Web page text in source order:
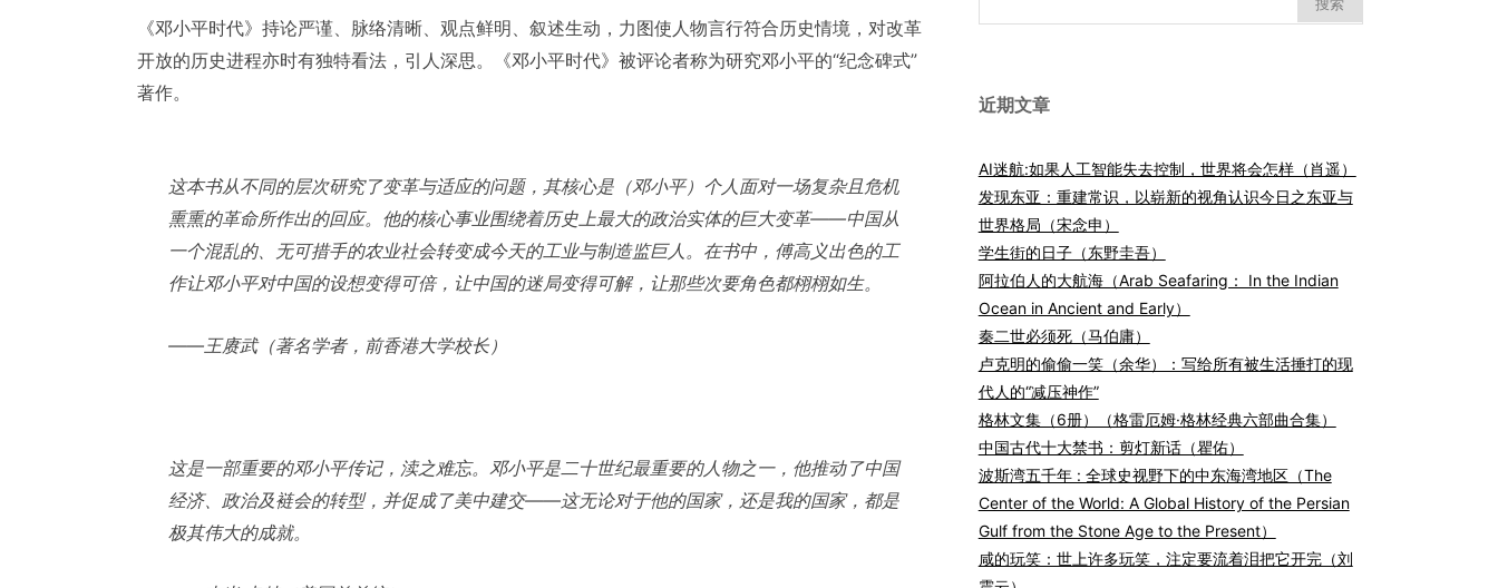
《邓小平时代》持论严谨、脉络清晰、观点鲜明、叙述生动，力图使人物言行符合历史情境，对改革
开放的历史进程亦时有独特看法，引人深思。《邓小平时代》被评论者称为研究邓小平的“纪念碑式”
著作。
这本书从不同的层次研究了变革与适应的问题，其核心是（邓小平）个人面对一场复杂且危机
熏熏的革命所作出的回应。他的核心事业围绕着历史上最大的政治实体的巨大变革——中国从
一个混乱的、无可措手的农业社会转变成今天的工业与制造监巨人。在书中，傅高义出色的工
作让邓小平对中国的设想变得可倍，让中国的迷局变得可解，让那些次要角色都栩栩如生。
——王赓武（著名学者，前香港大学校长）
这是一部重要的邓小平传记，渎之难忘。邓小平是二十世纪最重要的人物之一，他推动了中国
经济、政治及裢会的转型，并促成了美中建交——这无论对于他的国家，还是我的国家，都是
极其伟大的成就。
索：
近期文章
AI迷航:如果人工智能失去控制，世界将会怎样（肖遥）
发现东亚：重建常识，以崭新的视角认识今日之东亚与
世界格局（宋念申）
学生街的日子（东野圭吾）
阿拉伯人的大航海（Arab Seafaring： In the Indian
Ocean in Ancient and Early）
秦二世必须死（马伯庸）
卢克明的偷偷一笑（余华）：写给所有被生活捶打的现
代人的“减压神作”
格林文集（6册）（格雷厄姆·格林经典六部曲合集）
中国古代十大禁书：剪灯新话（瞿佑）
波斯湾五千年 : 全球史视野下的中东海湾地区（The
Center of the World: A Global History of the Persian
Gulf from the Stone Age to the Present）
咸的玩笑：世上许多玩笑，注定要流着泪把它开完（刘